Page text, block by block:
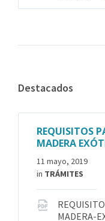
Destacados
REQUISITOS
MADERA
11 mayo, 2019
in TRÁMITES
MADERA-